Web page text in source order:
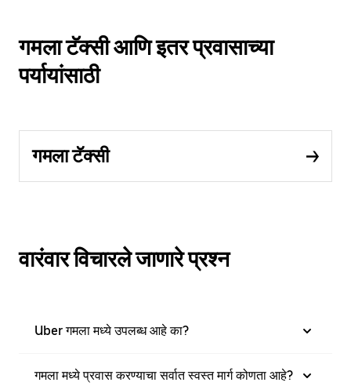
गमला टॅक्सी आणि इतर प्रवासाच्या
पर्यायांसाठी
गमला टॅक्सी
वारंवार विचारले जाणारे प्रश्न
Uber गमला मध्ये उपलब्ध आहे का?
गमला मध्ये प्रवास करण्याचा सर्वात स्वस्त मार्ग कोणता आहे?